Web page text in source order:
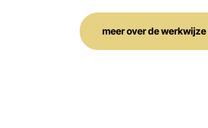
meer over de werkwijze